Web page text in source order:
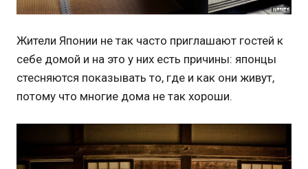
Жители Японии не так часто приглашают гостей к
себе домой и на это у них есть причины: японцы
стесняются показывать то, где и как они живут,
потому что многие дома не так хороши.